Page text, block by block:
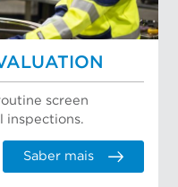
screen
inspections.
Saber mais